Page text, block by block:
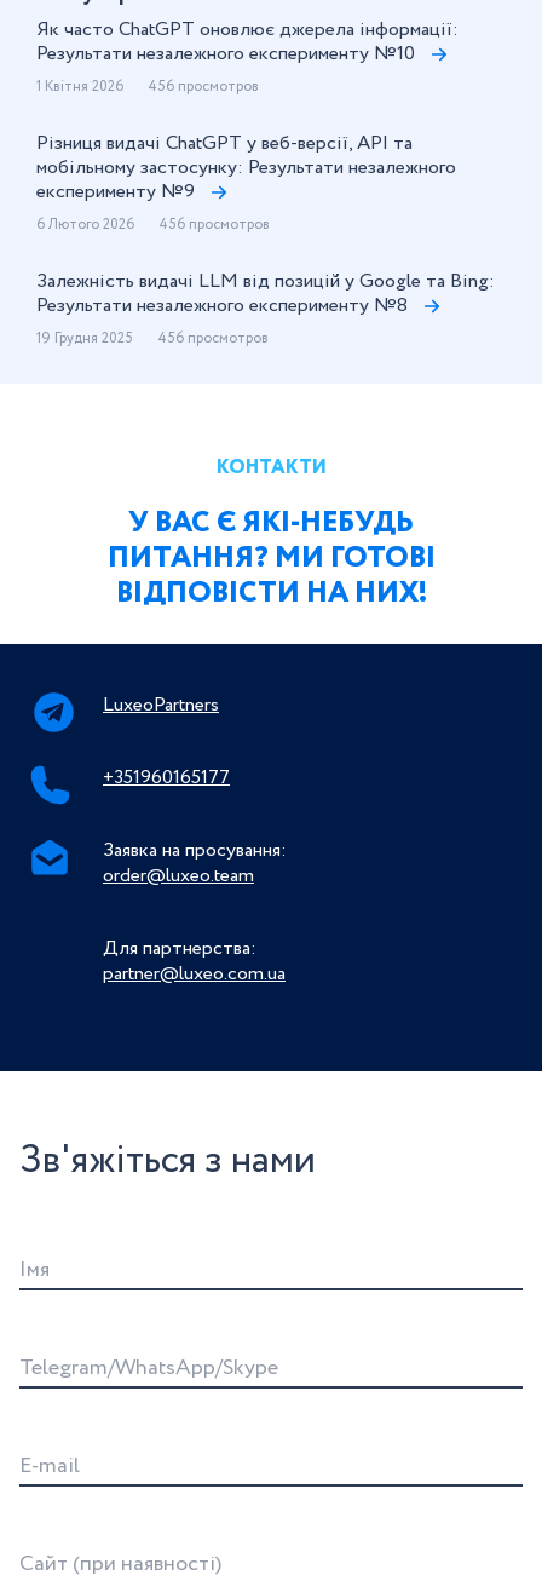
Як часто ChatGPT оновлює джерела інформації:
Результати незалежного експерименту №10
1 Квітня 2026 456 просмотров
Різниця видачі ChatGPT у веб-версії, API та
мобільному застосунку: Результати незалежного
експерименту №9
6 Лютого 2026 456 просмотров
Залежність видачі LLM від позицій у Google та Bing:
Результати незалежного експерименту №8
19 Грудня 2025 456 просмотров
КОНТАКТИ
У ВАС Є ЯКІ-НЕБУДЬ
ПИТАННЯ? МИ ГОТОВІ
ВІДПОВІСТИ НА НИХ!
LuxeoPartners
+351960165177
Заявка на просування:
order@luxeo.team
Для партнерства:
partner@luxeo.com.ua
Зв'яжіться з нами
Iмя
Telegram/WhatsApp/Skype
E-mail
Сайт (при наявності)